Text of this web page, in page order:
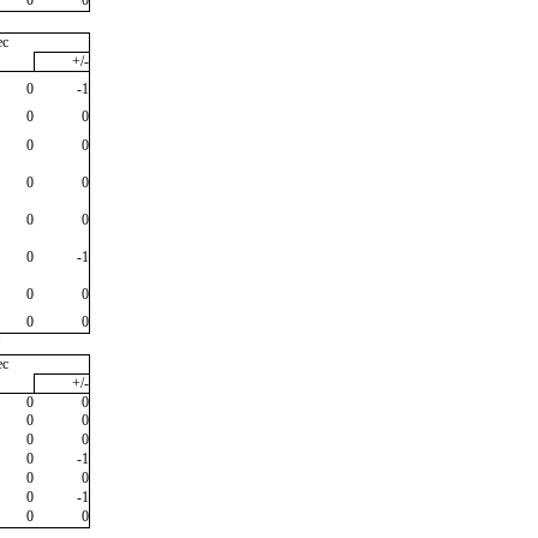
+/-
0
-1
0
0
0
0
0
0
0
0
0
-1
0
0
0
0
+/-
0
0
0
0
0
0
0
-1
0
0
0
-1
0
0